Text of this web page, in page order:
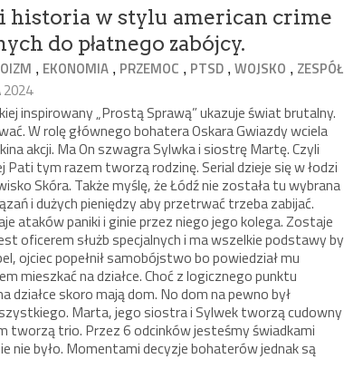
historia w stylu american crime
do płatnego zabójcy.
, EKONOMIA , PRZEMOC , PTSD ,WOJSKO , ZESPÓŁ
2024
inspirowany „Prostą Sprawą” ukazuje świat brutalny.
W rolę głównego bohatera Oskara Gwiazdy wciela
akcji. Ma On szwagra Sylwka i siostrę Martę. Czyli
Pati tym razem tworzą rodzinę. Serial dzieje się w łodzi
Skóra. Także myślę, że Łódź nie została tu wybrana
i dużych pieniędzy aby przetrwać trzeba zabijać.
ataków paniki i ginie przez niego jego kolega. Zostaje
oficerem służb specjalnych i ma wszelkie podstawy by
ojciec popełnił samobójstwo bo powiedział mu
mieszkać na działce. Choć z logicznego punktu
działce skoro mają dom. No dom na pewno był
Marta, jego siostra i Sylwek tworzą cudowny
tworzą trio. Przez 6 odcinków jesteśmy świadkami
nie było. Momentami decyzje bohaterów jednak są